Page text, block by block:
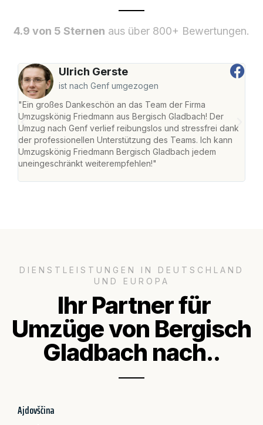
4.9 von 5 Sternen aus über 800+ Bewertungen.
Ulrich Gerste
ist nach Genf umgezogen
"Ein großes Dankeschön an das Team der Firma
Umzugskönig Friedmann aus Bergisch Gladbach! Der
Umzug nach Genf verlief reibungslos und stressfrei dank
der professionellen Unterstützung des Teams. Ich kann
Umzugskönig Friedmann Bergisch Gladbach jedem
uneingeschränkt weiterempfehlen!"
DIENSTLEISTUNGEN IN DEUTSCHLAND
UND EUROPA
Ihr Partner für
Umzüge von Bergisch
Gladbach nach..
Ajdovščina